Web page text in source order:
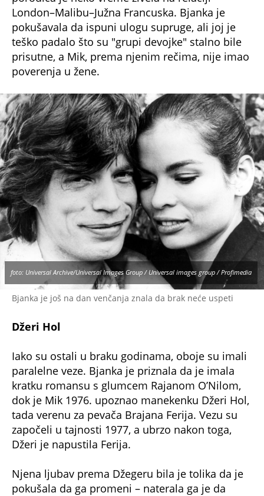
zajedno obećanjem da će se venčati.
Venčali su se 1990. godine u tradicionalnoj
hindu ceremoniji na Baliju.
Džegera su i Karla Bruni, Lućiana Gimenez,
Lavren Skot, Melani Hamrik. Melani i on su
već imali planove za brak, a 2022. je
pokazala i verenički prsten.
Melani i on su već imali planove za brak
foto: imageSPACE, Imagespace / Alamy / Profimedia
NE PROPUSTITE